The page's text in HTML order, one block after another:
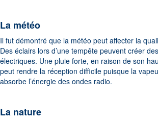
La météo
Il fut démontré que la météo peut affecter la
Des éclairs lors d’une tempête peuvent créer
électriques. Une pluie forte, en raison de son
peut rendre la réception difficile puisque la
absorbe l’énergie des ondes radio.
La nature